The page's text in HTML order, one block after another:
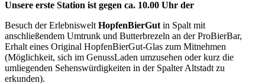
Unsere erste Station ist gegen ca. 10.00 Uhr der
Besuch der Erlebniswelt HopfenBierGut in Spalt mit
anschließendem Umtrunk und Butterbrezeln an der ProBierBar,
Erhalt eines Original HopfenBierGut-Glas zum Mitnehmen
(Möglichkeit, sich im GenussLaden umzusehen oder kurz die
umliegenden Sehenswürdigkeiten in der Spalter Altstadt zu
erkunden).